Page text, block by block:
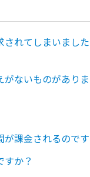
れてしまいまし
ないものがあり
課金されるのです
か？